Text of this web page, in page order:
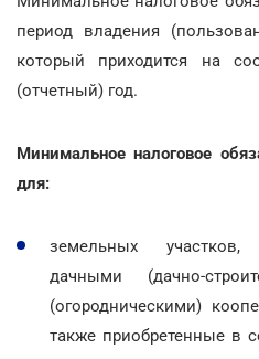
период владения
который приходится на
(отчетный) год.
Минимальное налоговое
для:
земельных
дачными (дачно-
(огородническими)
также приобретенные в